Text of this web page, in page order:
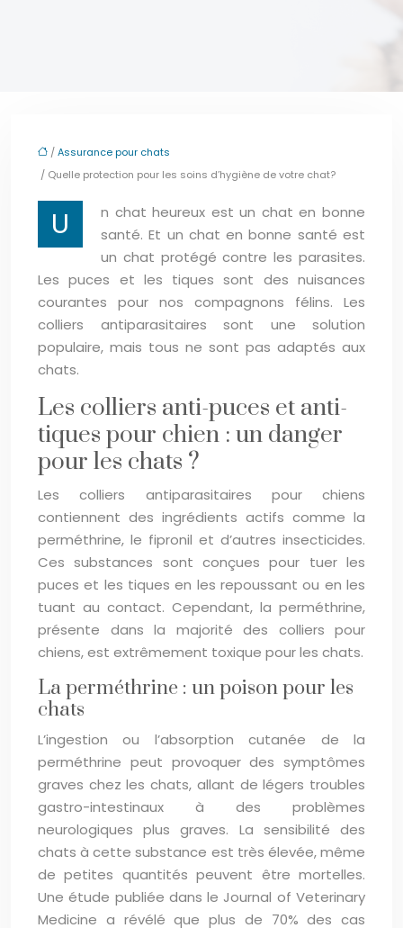
/Assurance pour chats
/ Quelle protection pour les soins d’hygiène de votre chat?
U
n chat heureux est un chat en bonne
santé. Et un chat en bonne santé est
un chat protégé contre les parasites.
Les puces et les tiques sont des nuisances
courantes pour nos compagnons félins. Les
colliers antiparasitaires sont une solution
populaire, mais tous ne sont pas adaptés aux
chats.
Les colliers anti-puces et anti-
tiques pour chien : un danger
pour les chats ?
Les colliers antiparasitaires pour chiens
contiennent des ingrédients actifs comme la
perméthrine, le fipronil et d’autres insecticides.
Ces substances sont conçues pour tuer les
puces et les tiques en les repoussant ou en les
tuant au contact. Cependant, la perméthrine,
présente dans la majorité des colliers pour
chiens, est extrêmement toxique pour les chats.
La perméthrine : un poison pour les
chats
L’ingestion ou l’absorption cutanée de la
perméthrine peut provoquer des symptômes
graves chez les chats, allant de légers troubles
gastro-intestinaux à des problèmes
neurologiques plus graves. La sensibilité des
chats à cette substance est très élevée, même
de petites quantités peuvent être mortelles.
Une étude publiée dans le Journal of Veterinary
Medicine a révélé que plus de 70% des cas